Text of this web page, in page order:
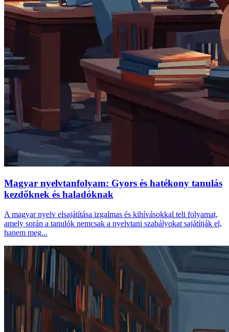
Magyar nyelvtanfolyam: Gyors és hatékony tanulás
kezdőknek és haladóknak
A magyar nyelv elsajátítása izgalmas és kihívásokkal teli folyamat,
amely során a tanulók nemcsak a nyelvtani szabályokat sajátítják el,
hanem meg...